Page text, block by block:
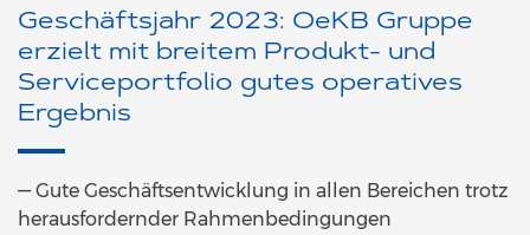
Geschäftsjahr 2023: OeKB Gruppe
erzielt mit breitem Produkt- und
Serviceportfolio gutes operatives
Ergebnis
— Gute Geschäftsentwicklung in allen Bereichen trotz
herausfordernder Rahmenbedingungen